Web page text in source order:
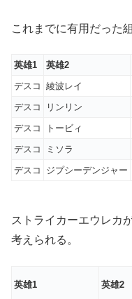
これまでに有用だった
英雄1 英雄2
デスコ 綾波レイ
デスコ
リンリン
デスコ
トービィ
デスコ
ミソラ
デスコ
ジプシーデンジャー
ストライカーエウレカ
考えられる。
英雄1 英雄2